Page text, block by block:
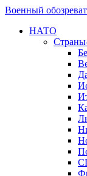
Военный
НАТО